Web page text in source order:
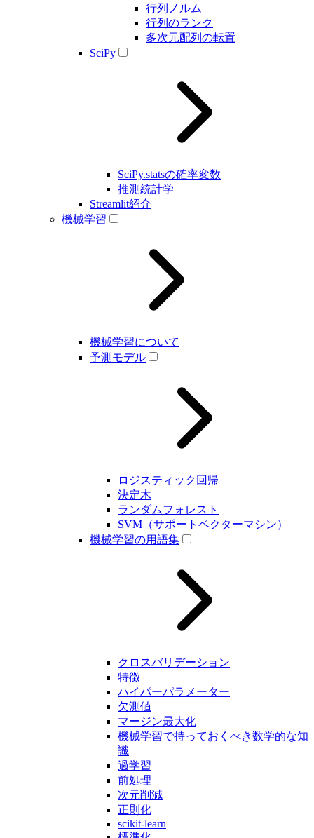
行列ノルム
行列のランク
多次元配列の転置
SciPy
SciPy.statsの確率変数
推測統計学
Streamlit紹介
機械学習
機械学習について
予測モデル
ロジスティック回帰
決定木
ランダムフォレスト
SVM（サポートベクターマシン）
機械学習の用語集
クロスバリデーション
特徴
ハイパーパラメーター
欠測値
マージン最大化
機械学習で持っておくべき数学的な知
識
過学習
前処理
次元削減
正則化
scikit-learn